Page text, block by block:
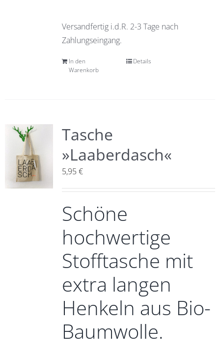
Versandfertig i.d.R. 2-3 Tage nach
Zahlungseingang.
In den
Warenkorb
Details
Tasche
»Laaberdasch«
5,95€
Schöne
hochwertige
Stofftasche mit
extra langen
Henkeln aus Bio-
Baumwolle.